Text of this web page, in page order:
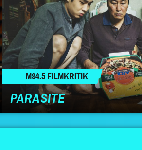
M94.5 FILMKRITIK
PARASITE